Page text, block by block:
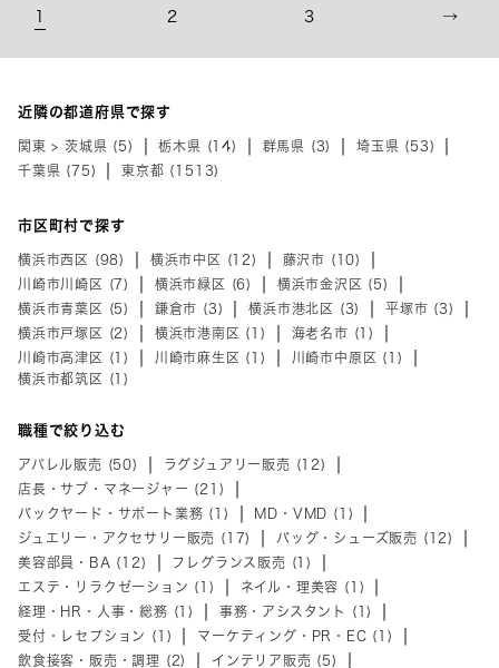
1 2 3 →
近隣の都道府県で探す
関東 > 茨城県 (5) 栃木県 (14) 群馬県 (3)
埼玉県 (53)
千葉県 (75)
東京都 (1513)
市区町村で探す
横浜市西区 (98) 横浜市中区 (12)
藤沢市 (10)
川崎市川崎区 (7)
横浜市緑区 (6)
横浜市金沢区 (5)
横浜市青葉区 (5)
鎌倉市 (3) 横浜市港北区 (3)
平塚市 (3)
横浜市戸塚区 (2)
横浜市港南区 (1)
海老名市 (1)
川崎市高津区 (1)
川崎市麻生区 (1)
川崎市中原区 (1)
横浜市都筑区 (1)
職種で絞り込む
アパレル販売 (50)
ラグジュアリー販売 (12)
店長・サブ・マネージャー (21)
バックヤード・サポート業務 (1)
MD・VMD (1)
ジュエリー・アクセサリー販売 (17)
バッグ・シューズ販売 (12)
美容部員・BA (12)
フレグランス販売 (1)
エステ・リラクゼーション (1)
ネイル・理美容 (1)
経理・HR・人事・総務 (1)
事務・アシスタント (1)
受付・レセプション (1)
マーケティング・PR・EC (1)
飲食接客・販売・調理 (2)
インテリア販売 (5)